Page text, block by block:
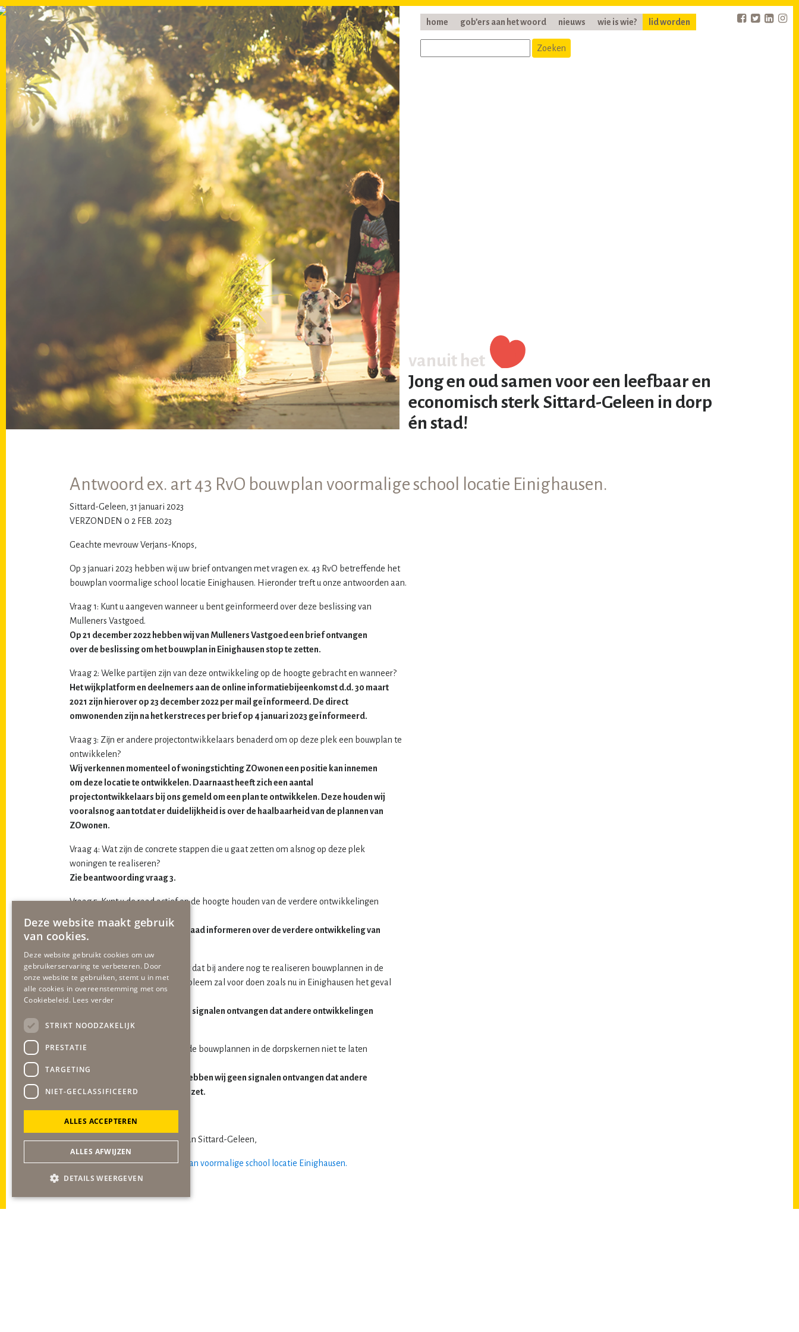
home gob’ers aan het woord nieuws wie is wie? lid worden
vanuit het
Jong en oud samen voor een leefbaar en
economisch sterk Sittard-Geleen in dorp
én stad!
Antwoord ex. art 43 RvO bouwplan voormalige school locatie Einighausen.
Sittard-Geleen, 31 januari 2023
VERZONDEN 0 2 FEB. 2023
Geachte mevrouw Verjans-Knops,
Op 3 januari 2023 hebben wij uw brief ontvangen met vragen ex. 43 RvO betreffende het
bouwplan voormalige school locatie Einighausen. Hieronder treft u onze antwoorden aan.
Vraag 1: Kunt u aangeven wanneer u bent geïnformeerd over deze beslissing van
Mulleners Vastgoed.
Op 21 december 2022 hebben wij van Mulleners Vastgoed een brief ontvangen
over de beslissing om het bouwplan in Einighausen stop te zetten.
Vraag 2: Welke partijen zijn van deze ontwikkeling op de hoogte gebracht en wanneer?
Het wijkplatform en deelnemers aan de online informatiebijeenkomst d.d. 30 maart
2021 zijn hierover op 23 december 2022 per mail geïnformeerd. De direct
omwonenden zijn na het kerstreces per brief op 4 januari 2023 geïnformeerd.
Vraag 3: Zijn er andere projectontwikkelaars benaderd om op deze plek een bouwplan te
ontwikkelen?
Wij verkennen momenteel of woningstichting ZOwonen een positie kan innemen
om deze locatie te ontwikkelen. Daarnaast heeft zich een aantal
projectontwikkelaars bij ons gemeld om een plan te ontwikkelen. Deze houden wij
vooralsnog aan totdat er duidelijkheid is over de haalbaarheid van de plannen van
ZOwonen.
Vraag 4: Wat zijn de concrete stappen die u gaat zetten om alsnog op deze plek
woningen te realiseren?
Zie beantwoording vraag 3.
Vraag 5: Kunt u de raad actief op de hoogte houden van de verdere ontwikkelingen
Vanzelfsprekend zullen wij de raad informeren over de verdere ontwikkeling van
Vraag 6: Hoe aannemelijk is het dat bij andere nog te realiseren bouwplannen in de
dorpskernen zich hetzelfde probleem zal voor doen zoals nu in Einighausen het geval
is?
Op dit moment hebben wij geen signalen ontvangen dat andere ontwikkelingen
worden stopgezet.
Vraag 7: Wat is de strategie om de bouwplannen in de dorpskernen niet te laten
Zoals bij vraag 6 aangegeven hebben wij geen signalen ontvangen dat andere
ontwikkelingen worden stopgezet.
Burgemeester en wethouders van Sittard-Geleen,
Antwoord ex. art 43 RvO bouwplan voormalige school locatie Einighausen.
Deze website maakt gebruik
van cookies.
Deze website gebruikt cookies om uw
gebruikerservaring te verbeteren. Door
onze website te gebruiken, stemt u in met
alle cookies in overeenstemming met ons
Cookiebeleid. Lees verder
STRIKT NOODZAKELIJK
PRESTATIE
TARGETING
NIET-GECLASSIFICEERD
ALLES ACCEPTEREN
ALLES AFWIJZEN
DETAILS WEERGEVEN